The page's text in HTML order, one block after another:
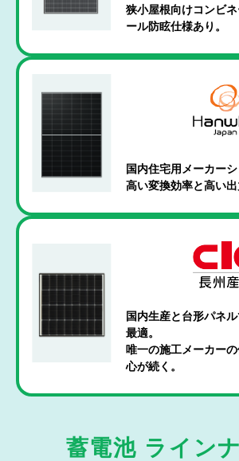
狭小屋根向けコンビ
ール防眩仕様あり。
国内住宅用メーカーシ
高い変換効率と高い出
国内生産と台形パネ
最適。
唯一の施工メーカー
心が続く。
蓄電池 ライン